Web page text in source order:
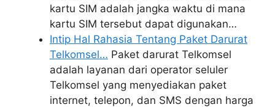
kartu SIM adalah jangka waktu di mana
kartu SIM tersebut dapat digunakan…
Intip Hal Rahasia Tentang Paket Darurat
Telkomsel… Paket darurat Telkomsel
adalah layanan dari operator seluler
Telkomsel yang menyediakan paket
internet, telepon, dan SMS dengan harga